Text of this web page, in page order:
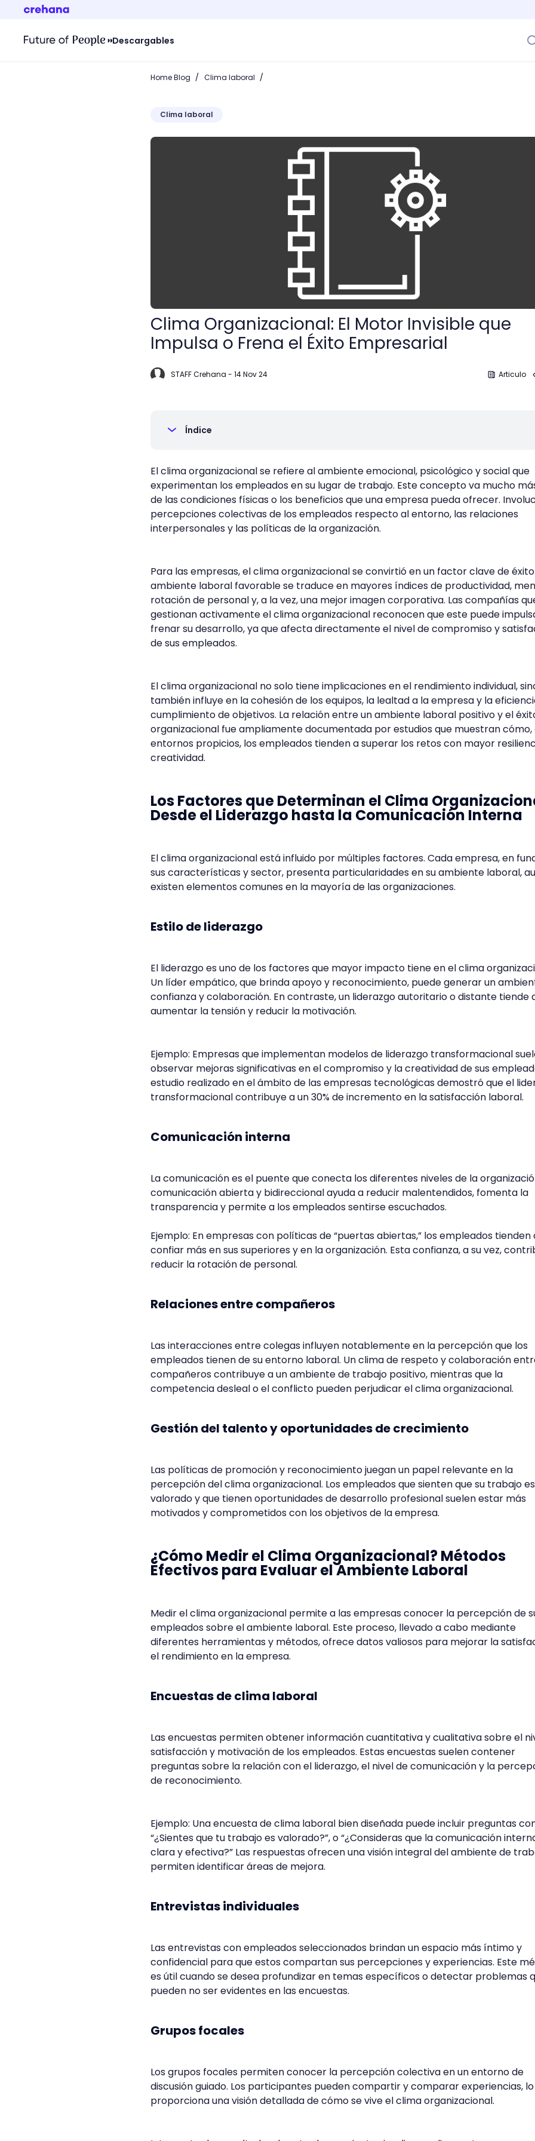
Descargables
Home Blog / Clima laboral /
Clima laboral
Clima Organizacional: El Motor Invisible que Impulsa o Frena el Éxito Empresarial
Clima Organizacional: El Motor Invisible que
Impulsa o Frena el Éxito Empresarial
STAFF Crehana - 14 Nov 24 Articulo
Índice
El clima organizacional se refiere al ambiente emocional, psicológico y social que
experimentan los empleados en su lugar de trabajo. Este concepto va mucho
de las condiciones físicas o los beneficios que una empresa pueda ofrecer.
percepciones colectivas de los empleados respecto al entorno, las relaciones
interpersonales y las políticas de la organización.
Para las empresas, el clima organizacional se convirtió en un factor clave de
ambiente laboral favorable se traduce en mayores índices de productividad,
rotación de personal y, a la vez, una mejor imagen corporativa. Las compañías
gestionan activamente el clima organizacional reconocen que este puede
frenar su desarrollo, ya que afecta directamente el nivel de compromiso y
de sus empleados.
El clima organizacional no solo tiene implicaciones en el rendimiento individual,
también influye en la cohesión de los equipos, la lealtad a la empresa y la
cumplimiento de objetivos. La relación entre un ambiente laboral positivo y el
organizacional fue ampliamente documentada por estudios que muestran cómo,
entornos propicios, los empleados tienden a superar los retos con mayor
creatividad.
Los Factores que Determinan el Clima
Desde el Liderazgo hasta la Comunicación Interna
El clima organizacional está influido por múltiples factores. Cada empresa, en
sus características y sector, presenta particularidades en su ambiente laboral,
existen elementos comunes en la mayoría de las organizaciones.
Estilo de liderazgo
El liderazgo es uno de los factores que mayor impacto tiene en el clima
Un líder empático, que brinda apoyo y reconocimiento, puede generar un
confianza y colaboración. En contraste, un liderazgo autoritario o distante tiende
aumentar la tensión y reducir la motivación.
Ejemplo: Empresas que implementan modelos de liderazgo transformacional
observar mejoras significativas en el compromiso y la creatividad de sus
estudio realizado en el ámbito de las empresas tecnológicas demostró que el
transformacional contribuye a un 30% de incremento en la satisfacción laboral.
Comunicación interna
La comunicación es el puente que conecta los diferentes niveles de la
comunicación abierta y bidireccional ayuda a reducir malentendidos, fomenta la
transparencia y permite a los empleados sentirse escuchados.
Ejemplo: En empresas con políticas de “puertas abiertas,” los empleados tienden
confiar más en sus superiores y en la organización. Esta confianza, a su vez,
reducir la rotación de personal.
Relaciones entre compañeros
Las interacciones entre colegas influyen notablemente en la percepción que los
empleados tienen de su entorno laboral. Un clima de respeto y colaboración
compañeros contribuye a un ambiente de trabajo positivo, mientras que la
competencia desleal o el conflicto pueden perjudicar el clima organizacional.
Gestión del talento y oportunidades de crecimiento
Las políticas de promoción y reconocimiento juegan un papel relevante en la
percepción del clima organizacional. Los empleados que sienten que su trabajo es
valorado y que tienen oportunidades de desarrollo profesional suelen estar más
motivados y comprometidos con los objetivos de la empresa.
¿Cómo Medir el Clima Organizacional? Métodos
Efectivos para Evaluar el Ambiente Laboral
Medir el clima organizacional permite a las empresas conocer la percepción de
empleados sobre el ambiente laboral. Este proceso, llevado a cabo mediante
diferentes herramientas y métodos, ofrece datos valiosos para mejorar la
el rendimiento en la empresa.
Encuestas de clima laboral
Las encuestas permiten obtener información cuantitativa y cualitativa sobre el
satisfacción y motivación de los empleados. Estas encuestas suelen contener
preguntas sobre la relación con el liderazgo, el nivel de comunicación y la
de reconocimiento.
Ejemplo: Una encuesta de clima laboral bien diseñada puede incluir preguntas
“¿Sientes que tu trabajo es valorado?”, o “¿Consideras que la comunicación
clara y efectiva?” Las respuestas ofrecen una visión integral del ambiente de
permiten identificar áreas de mejora.
Entrevistas individuales
Las entrevistas con empleados seleccionados brindan un espacio más íntimo y
confidencial para que estos compartan sus percepciones y experiencias. Este
es útil cuando se desea profundizar en temas específicos o detectar problemas
pueden no ser evidentes en las encuestas.
Grupos focales
Los grupos focales permiten conocer la percepción colectiva en un entorno de
discusión guiado. Los participantes pueden compartir y comparar experiencias,
proporciona una visión detallada de cómo se vive el clima organizacional.